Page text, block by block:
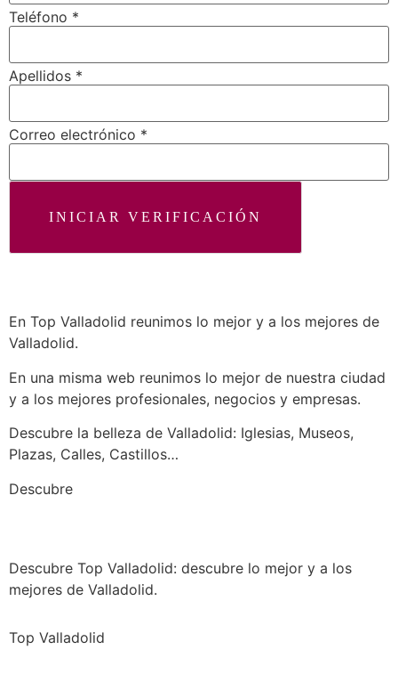
Teléfono *
Apellidos *
Correo electrónico *
INICIAR VERIFICACIÓN
En Top Valladolid reunimos lo mejor y a los mejores de
Valladolid.
En una misma web reunimos lo mejor de nuestra ciudad
y a los mejores profesionales, negocios y empresas.
Descubre la belleza de Valladolid: Iglesias, Museos,
Plazas, Calles, Castillos…
Descubre
Descubre Top Valladolid: descubre lo mejor y a los
mejores de Valladolid.
Top Valladolid